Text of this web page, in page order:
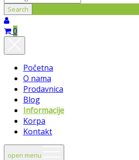
0
Početna
O nama
Prodavnica
Blog
Informacije
Korpa
Kontakt
open menu